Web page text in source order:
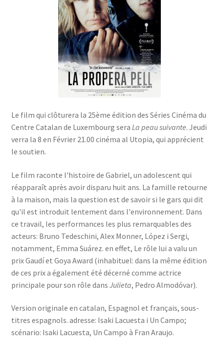
Le film qui clôturera la 25ème édition des Séries Cinéma du
Centre Catalan de Luxembourg sera La peau suivante. Jeudi
verra la 8 en Février 21.00 cinéma al Utopia, qui apprécient
le soutien.
Le film raconte l'histoire de Gabriel, un adolescent qui
réapparaît après avoir disparu huit ans. La famille retourne
à la maison, mais la question est de savoir si le gars qui dit
qu'il est introduit lentement dans l'environnement. Dans
ce travail, les performances les plus remarquables des
acteurs: Bruno Tedeschini, Alex Monner, López i Sergi,
notamment, Emma Suárez. en effet, Le rôle lui a valu un
prix Gaudí et Goya Award (inhabituel: dans la même édition
de ces prix a également été décerné comme actrice
principale pour son rôle dans Julieta, Pedro Almodóvar).
Version originale en catalan, Espagnol et français, sous-
titres espagnols. adresse: Isaki Lacuesta i Un Campo;
scénario: Isaki Lacuesta, Un Campo à Fran Araujo.